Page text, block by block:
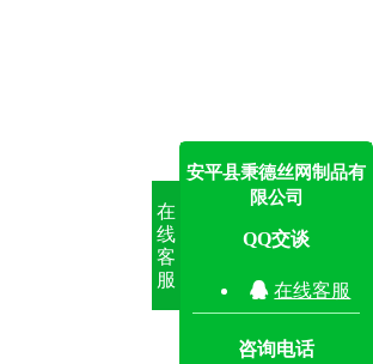
在
线
客
服
安平县秉德丝网制品有
限公司
QQ交谈
 在线客服
咨询电话